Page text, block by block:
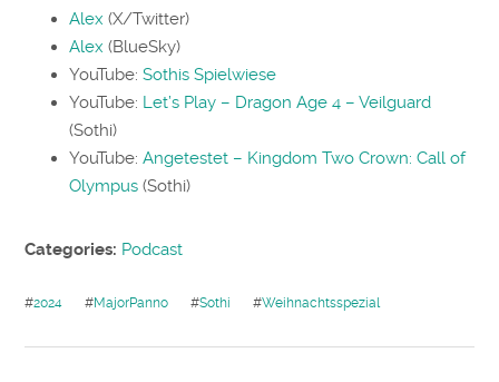
Alex (X/Twitter)
Alex (BlueSky)
YouTube:Sothis Spielwiese
YouTube: Let’s Play – Dragon Age 4 – Veilguard
(Sothi)
YouTube:Angetestet – Kingdom Two Crown: Call of
Olympus (Sothi)
Categories: Podcast
#2024 #MajorPanno #Sothi #Weihnachtsspezial